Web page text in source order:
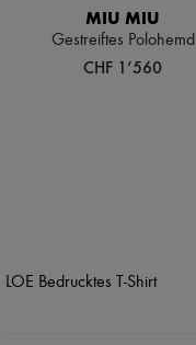
MIU MIU
Gestreiftes Polohemd
CHF 1’560